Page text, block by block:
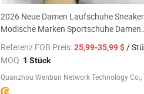
2026 Neue Damen Laufschuhe
Modische Marken Sportschuhe Damen
Freizeit Schuhe - Designer Schuhe und
Sneaker Preise
Referenz FOB Preis:25,99-35,99 $/ Stück
MOQ: 1 Stück